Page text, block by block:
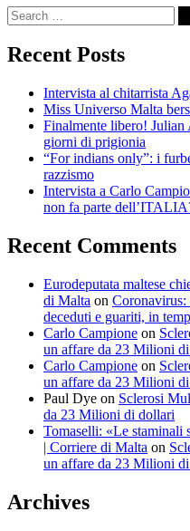
Search
for:
Recent Posts
Intervista al chitarrista
Miss Universo Malta
Finalmente libero! Julian
giorni di prigionia
“For indians only”: i
razzismo
Intervista a Carlo
non fa parte
Recent Comments
Eurodeputata maltese
di Malta on Coronavirus:
deceduti e guariti, in
Carlo Campione on
un affare da 23 Milioni
Carlo Campione on
un affare da 23 Milioni
Paul Dye on Sclerosi
da 23 Milioni di dollari
Tomaselli: «Le staminali
| Corriere di Malta on
un affare da 23 Milioni
Archives